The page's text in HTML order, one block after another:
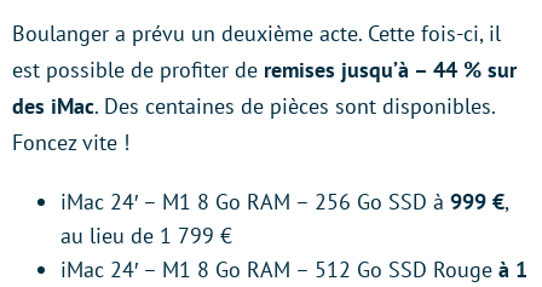
Boulanger a prévu un deuxième acte. Cette fois-ci, il
est possible de profiter de remises jusqu’à – 44 % sur
des iMac. Des centaines de pièces sont disponibles.
Foncez vite !
iMac 24′ – M1 8 Go RAM – 256 Go SSD à 999 €,
au lieu de 1 799 €
iMac 24′ – M1 8 Go RAM – 512 Go SSD Rouge à 1